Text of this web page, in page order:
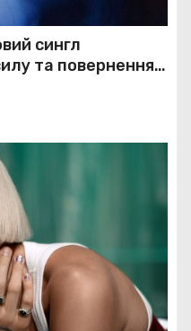
сингл
та повернення